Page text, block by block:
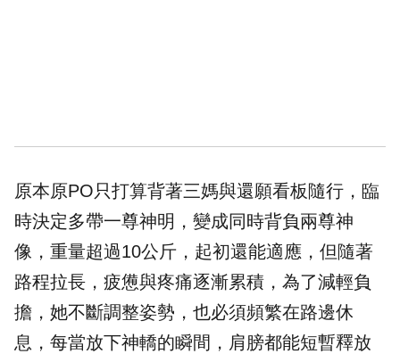
原本原PO只打算背著三媽與還願看板隨行，臨
時決定多帶一尊神明，變成同時背負兩尊神
像，重量超過10公斤，起初還能適應，但隨著
路程拉長，疲憊與疼痛逐漸累積，為了減輕負
擔，她不斷調整姿勢，也必須頻繁在路邊休
息，每當放下神轎的瞬間，肩膀都能短暫釋放